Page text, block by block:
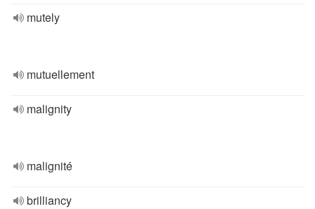
mutely
mutuellement
malignity
malignité
brilliancy